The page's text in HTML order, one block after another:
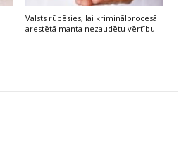
Valsts rūpēsies, lai kriminālprocesā
arestētā manta nezaudētu vērtību